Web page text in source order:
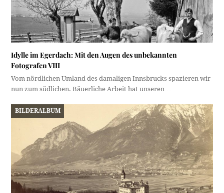
Idylle im Egerdach: Mit den Augen des unbekannten
Fotografen VIII
Vom nördlichen Umland des damaligen Innsbrucks spazieren wir
nun zum südlichen. Bäuerliche Arbeit hat unseren…
BILDERALBUM